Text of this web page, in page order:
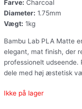
Farve: Charcoal
Diameter: 1.75mm
Vægt: 1kg
Bambu Lab PLA Matte
elegant, mat finish, der
professionelt
dele med høj æstetisk
Ikke på lager